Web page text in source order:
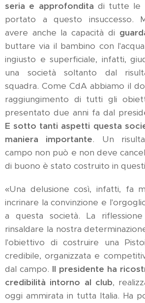
seria e approfondita di tutte le
portato a questo insuccesso.
avere anche la capacità di
buttare via il bambino con
ingiusto e superficiale, infatti,
una società soltanto dal
squadra. Come CdA abbiamo il
raggiungimento di tutti gli
presentato due anni fa dal
E sotto tanti aspetti questa
maniera importante. Un
campo non può e non deve
di buono è stato costruito in
«Una delusione così, infatti, fa
incrinare la convinzione e
a questa società. La
rinsaldare la nostra
l'obiettivo di costruire una
credibile, organizzata e
dal campo. Il presidente ha
credibilità intorno al club,
oggi ammirata in tutta Italia. Ha